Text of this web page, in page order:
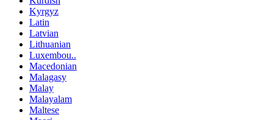
Kyrgyz
Latin
Latvian
Lithuanian
Luxembou..
Macedonian
Malagasy
Malay
Malayalam
Maltese